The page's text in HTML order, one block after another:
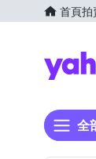
首頁拍
全